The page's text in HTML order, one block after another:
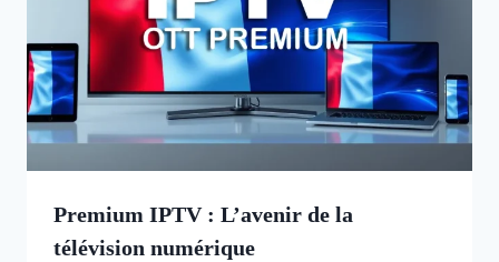
Premium IPTV : L’avenir de la
télévision numérique